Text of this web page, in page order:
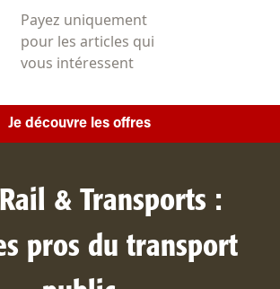
Payez uniquement
pour les articles qui
vous intéressent
Je découvre les offres
& Transports :
pros du transport